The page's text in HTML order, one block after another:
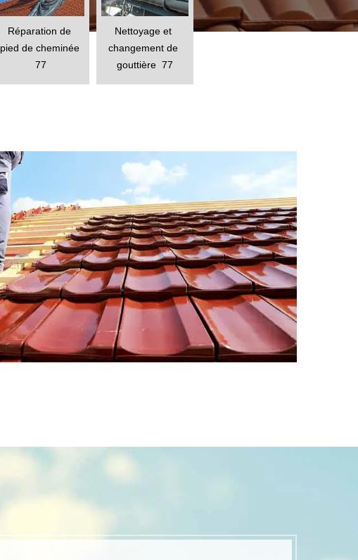
Réparation de
pied de cheminée
77
Nettoyage et
changement de
gouttière  77